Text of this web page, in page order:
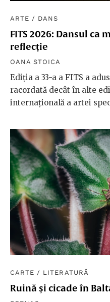
ARTE / DANS
FITS 2026: Dansul ca
reflecție
OANA STOICA
Ediția a 33-a a FITS a
racordată decât în alte
internațională a artei
CARTE / LITERATURĂ
Ruină și cicade în